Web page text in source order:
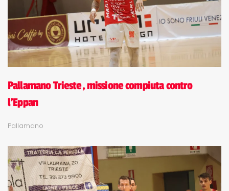
Pallamano Trieste, missione compiuta contro
l'Eppan
Pallamano